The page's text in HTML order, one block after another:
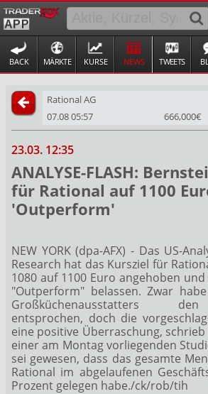
BACK MÄRKTE KURSE NEWS TWEETS
Rational AG
07.08 05:57 666,000€
23.03. 12:35
ANALYSE-FLASH:
für Rational auf 1100
'Outperform'
NEW YORK (dpa-AFX) - Das US-
Research hat das Kursziel für
1080 auf 1100 Euro angehoben
"Outperform" belassen. Zwar
Großküchenausstatters
entsprochen, doch die
eine positive Überraschung,
einer am Montag vorliegenden
sei gewesen, dass das gesamte
Rational im abgelaufenen
Prozent gelegen habe./ck/rob/tih